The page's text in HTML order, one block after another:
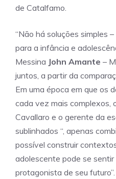
de Catalfamo.
“Não há soluções simples
para a infância e
Messina John Amante –
juntos, a partir da
Em uma época em que os
cada vez mais complexos,
Cavallaro e o gerente da
sublinhados “, apenas
possível construir
adolescente pode se
protagonista de seu futuro”.